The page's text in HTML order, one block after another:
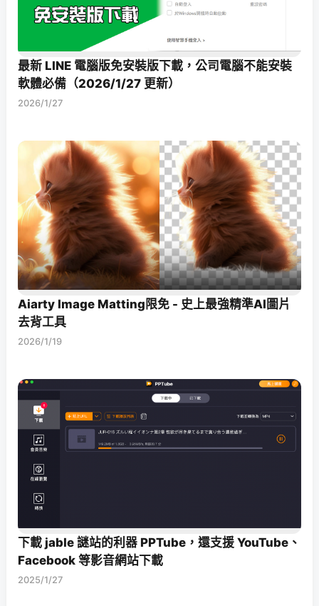
最新 LINE 電腦版免安裝版下載，公司電腦不能安裝
軟體必備（2026/1/27 更新）
2026/1/27
Aiarty Image Matting限免 - 史上最強精準AI圖片
去背工具
2026/1/19
下載 jable 謎站的利器 PPTube，還支援 YouTube、
Facebook 等影音網站下載
2025/1/27